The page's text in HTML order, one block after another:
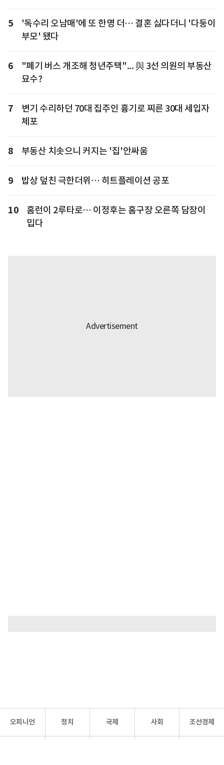
5
'독수리 오남매'에 또 한명 더… 결혼 싫다더니 '다둥이
부모' 됐다
6
"폐기 버스 개조해 청년주택"... 與 3선 의원의 부동산
묘수?
7
변기 수리하던 70대 집주인 흉기로 찌른 30대 세입자
체포
8 부동산 치솟으니 커지는 '집'안싸움
9 밥상 덮친 극한더위… 히트플레이션 공포
10
홈런이 2루타로… 이정후는 홈구장 오른쪽 담장이
밉다
오피니언 정치 국제 사회 조선경제